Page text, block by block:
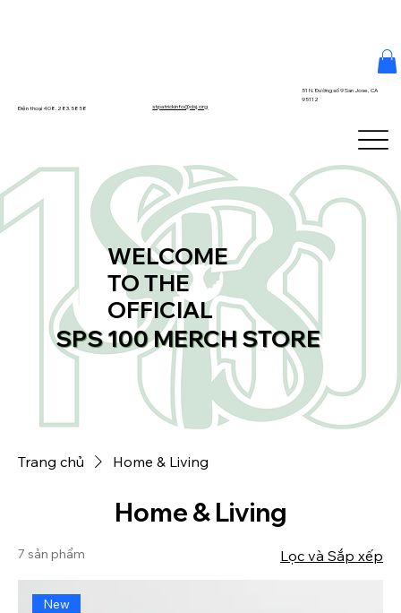
Điện thoại 408.283.5858 stpatrickinfo@dsj.org
51 N. Đường số 9 San Jose, CA
95112
WELCOME
TO THE
OFFICIAL
SPS 100 MERCH STORE
Trang chủ Home & Living
Home & Living
7 sản phẩm Lọc và Sắp xếp
New